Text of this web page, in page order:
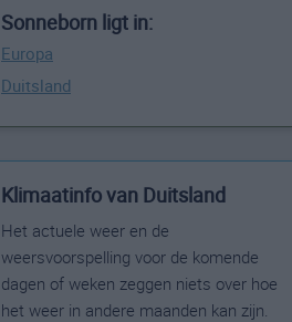
Sonneborn ligt in:
Europa
Duitsland
Klimaatinfo van Duitsland
Het actuele weer en de
weersvoorspelling voor de komende
dagen of weken zeggen niets over hoe
het weer in andere maanden kan zijn.